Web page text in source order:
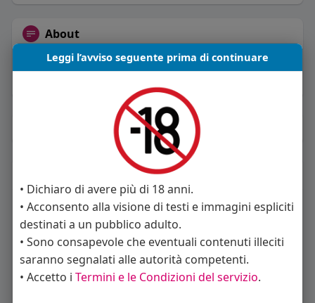
About
Sto cercando: donne
eterosessuale
Leggi l’avviso seguente prima di continuare
• Dichiaro di avere più di 18 anni.
• Acconsento alla visione di testi e immagini espliciti
destinati a un pubblico adulto.
• Sono consapevole che eventuali contenuti illeciti
saranno segnalati alle autorità competenti.
• Accetto i Termini e le Condizioni del servizio.